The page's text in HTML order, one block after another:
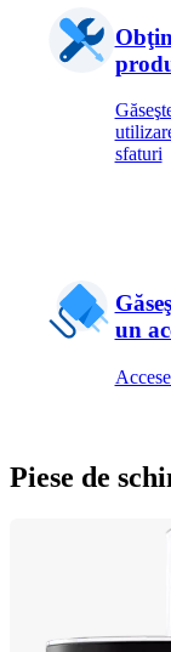
sfaturi
un
Piese de